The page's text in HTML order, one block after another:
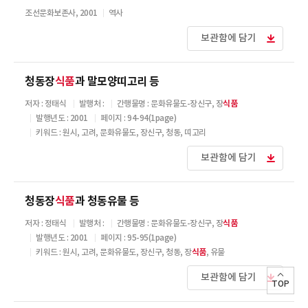
조선문화보존사, 2001 역사
보관함에 담기
청동장식품과 말모양띠고리 등
저자 : 정태식 발행처 : 간행물명 : 문화유물도-장신구, 장식품
발행년도 : 2001
페이지 : 94-94(1page)
키워드 : 원시, 고려, 문화유물도, 장신구, 청동, 띠고리
보관함에 담기
청동장식품과 청동유물 등
저자 : 정태식 발행처 : 간행물명 : 문화유물도-장신구, 장식품
발행년도 : 2001
페이지 : 95-95(1page)
키워드 : 원시, 고려, 문화유물도, 장신구, 청동, 장식품, 유물
보관함에 담기
TOP